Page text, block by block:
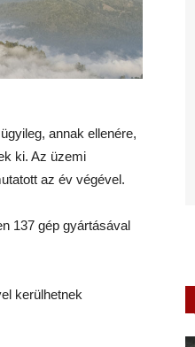
annak ellenére,
ki. Az üzemi
az év végével.
137 gép gyártásával
kerülhetnek